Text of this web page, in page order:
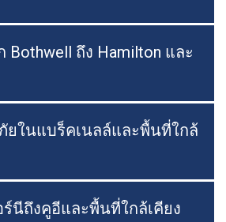
ถึง Hamilton และ
ยในแบร็คเนลล์และพื้นที่ใกล้
นีถึงคูอีและพื้นที่ใกล้เคียง